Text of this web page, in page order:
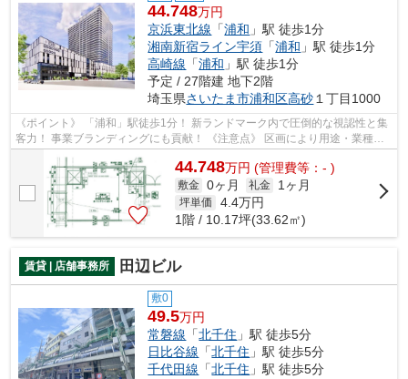
44.748万円
京浜東北線 「浦和 」駅 徒歩1分
湘南新宿ライン宇須 「浦和 」駅 徒歩1分
高崎線 「浦和 」駅 徒歩1分
予定 / 27階建 地下2階
埼玉県さいたま市浦和区高砂 １丁目1000
《ポイント》 「浦和」駅徒歩1分！ 新ランドマーク内で圧倒的な視認性と集
客力！ 事業ブランディングにも貢献！ 《注意点》 区画により用途・業種制
限、販促費等の施設規約あり
44.748万円 (管理費等：- )
敷金 0ヶ月 礼金 1ヶ月
坪単価 4.4万円
1階 / 10.17坪(33.62㎡)
賃貸 | 店舗事務所 田辺ビル
敷0
49.5万円
常磐線 「北千住 」駅 徒歩5分
日比谷線 「北千住 」駅 徒歩5分
千代田線 「北千住 」駅 徒歩5分